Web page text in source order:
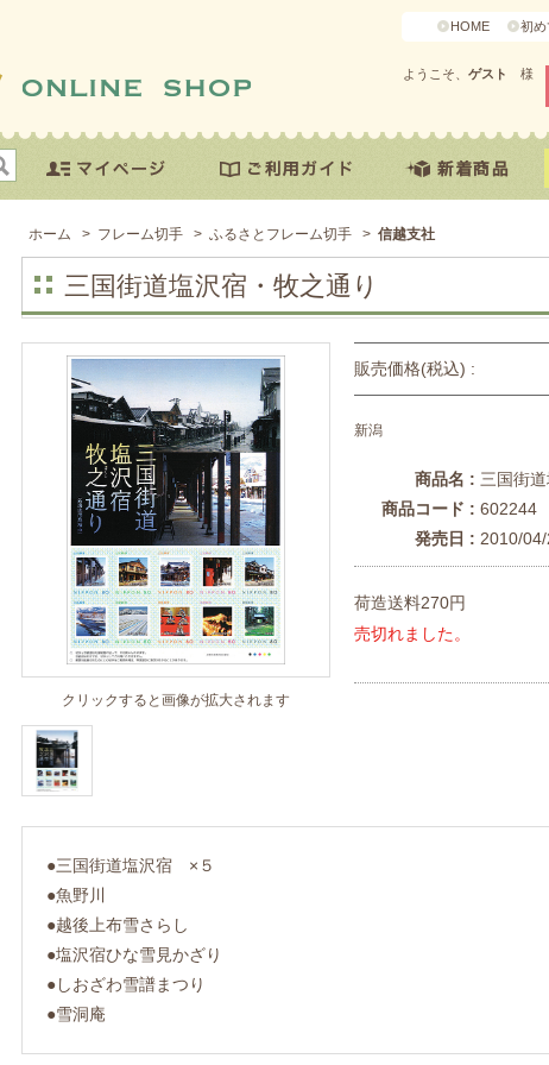
HOME 初め
ようこそ、 ゲスト 様
ホーム > フレーム切手 > ふるさとフレーム切手 > 信越支社
三国街道塩沢宿・牧之通り
クリックすると画像が拡大されます
販売価格(税込) :
新潟
商品名 : 三国街
商品コード : 602244
発売日 : 2010/
荷造送料270円
売切れました。
●三国街道塩沢宿 ×５
●魚野川
●越後上布雪さらし
●塩沢宿ひな雪見かざり
●しおざわ雪譜まつり
●雪洞庵